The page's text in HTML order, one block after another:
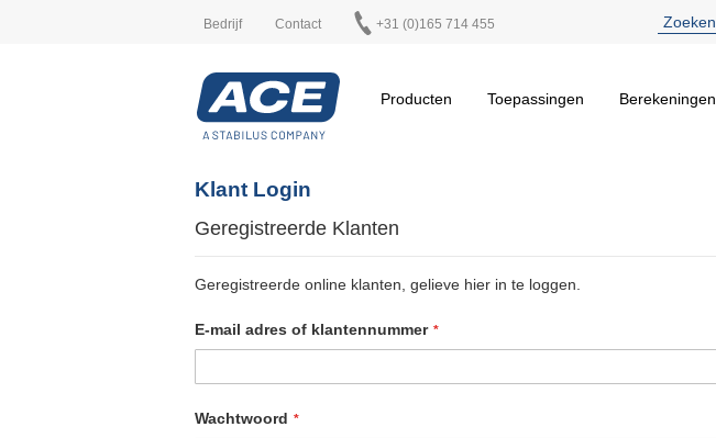
Bedrijf Contact +31 (0)165 714 455
Producten
Toepassingen Berekeningen
Klant Login
Geregistreerde Klanten
Geregistreerde online klanten, gelieve hier in te loggen.
E-mail adres of klantennummer
Wachtwoord